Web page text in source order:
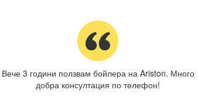
Вече 3 години ползвам бойлера на Ariston. Много
добра консултация по телефон!